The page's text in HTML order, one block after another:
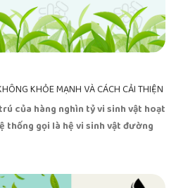
KHỎE MẠNH VÀ CÁCH CẢI THIỆN
của hàng nghìn tỷ vi sinh vật hoạt
thống gọi là hệ vi sinh vật đường